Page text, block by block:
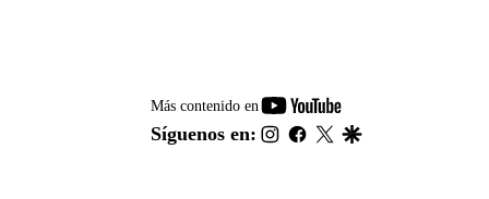
Más contenido en
youtube-
footer
Síguenos en: instagram
facebook
twitter